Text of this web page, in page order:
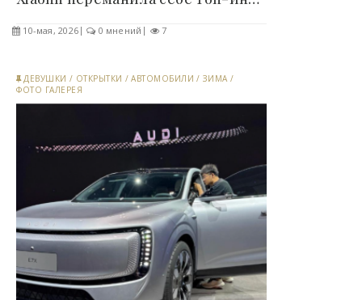
10-мая, 2026 0 мнений 7
ДЕВУШКИ / ОТКРЫТКИ /АВТОМОБИЛИ / ЗИМА /
ФОТО ГАЛЕРЕЯ